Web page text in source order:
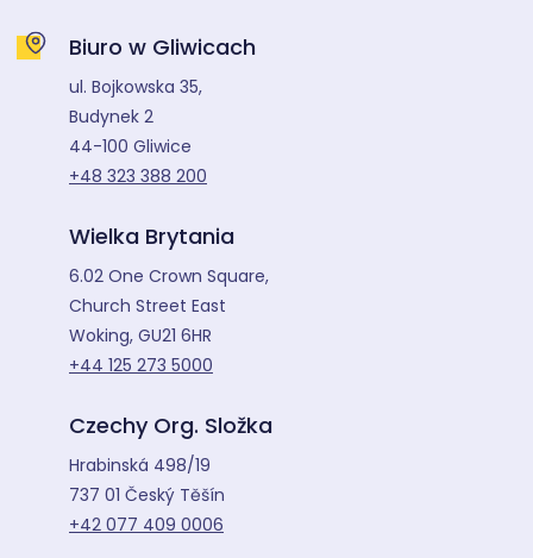
Biuro w Gliwicach
ul. Bojkowska 35,
Budynek 2
44-100 Gliwice
+48 323 388 200
Wielka Brytania
6.02 One Crown Square,
Church Street East
Woking, GU21 6HR
+44 125 273 5000
Czechy Org. Složka
Hrabinská 498/19
737 01 Český Těšín
+42 077 409 0006